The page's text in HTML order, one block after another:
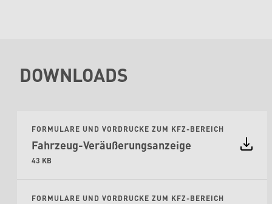
DOWNLOADS
FORMULARE UND VORDRUCKE ZUM KFZ-BEREICH
Fahrzeug-Veräußerungsanzeige
43 KB
FORMULARE UND VORDRUCKE ZUM KFZ-BEREICH